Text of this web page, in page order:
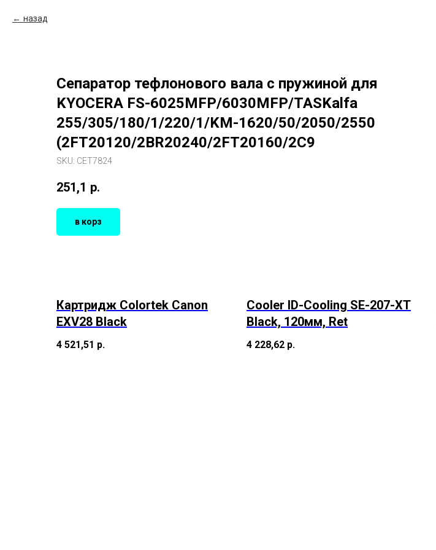
назад
Сепаратор тефлонового вала с пружиной для
KYOCERA FS-6025MFP/6030MFP/TASKalfa
255/305/180/1/220/1/KM-1620/50/2050/2550
(2FT20120/2BR20240/2FT20160/2C9
SKU: CET7824
251,1 р.
в корз
Картридж Colortek Canon
EXV28 Black
4 521,51 р.
Cooler ID-Cooling SE-207-XT
Black, 120мм, Ret
4 228,62 р.